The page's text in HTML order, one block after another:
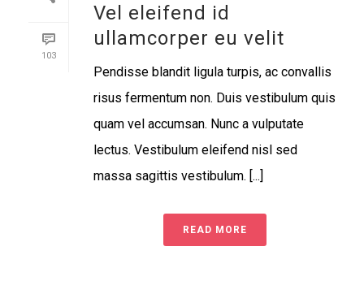
103
Vel eleifend id
ullamcorper eu velit
Pendisse blandit ligula turpis, ac convallis
risus fermentum non. Duis vestibulum quis
quam vel accumsan. Nunc a vulputate
lectus. Vestibulum eleifend nisl sed
massa sagittis vestibulum. [...]
READ MORE